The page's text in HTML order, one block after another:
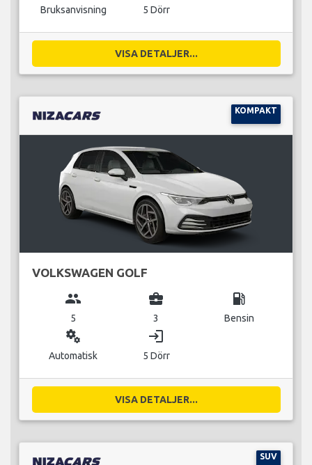
Bruksanvisning 5 Dörr
VISA DETALJER...
KOMPAKT
VOLKSWAGEN GOLF
group
5
business_center
3
local_gas_station
Bensin
miscellaneous_services
Automatisk
login
5 Dörr
VISA DETALJER...
SUV